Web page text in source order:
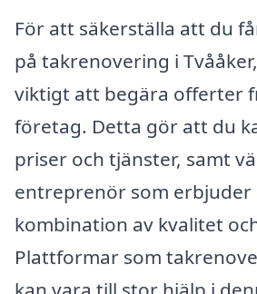
För att säkerställa att du
på takrenovering i
viktigt att begära offerter
företag. Detta gör att du
priser och tjänster, samt
entreprenör som erbjuder
kombination av kvalitet
Plattformar som